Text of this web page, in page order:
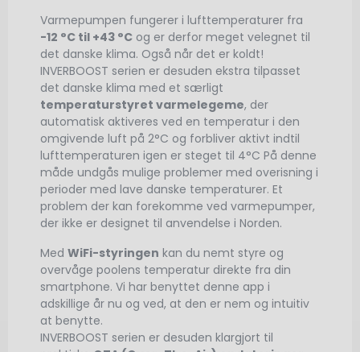
Varmepumpen fungerer i lufttemperaturer fra
-12 °C til +43 °C og er derfor meget velegnet til
det danske klima. Også når det er koldt!
INVERBOOST serien er desuden ekstra tilpasset
det danske klima med et særligt
temperaturstyret varmelegeme, der
automatisk aktiveres ved en temperatur i den
omgivende luft på 2°C og forbliver aktivt indtil
lufttemperaturen igen er steget til 4°C På denne
måde undgås mulige problemer med overisning i
perioder med lave danske temperaturer. Et
problem der kan forekomme ved varmepumper,
der ikke er designet til anvendelse i Norden.
Med WiFi-styringen kan du nemt styre og
overvåge poolens temperatur direkte fra din
smartphone. Vi har benyttet denne app i
adskillige år nu og ved, at den er nem og intuitiv
at benytte.
INVERBOOST serien er desuden klargjort til